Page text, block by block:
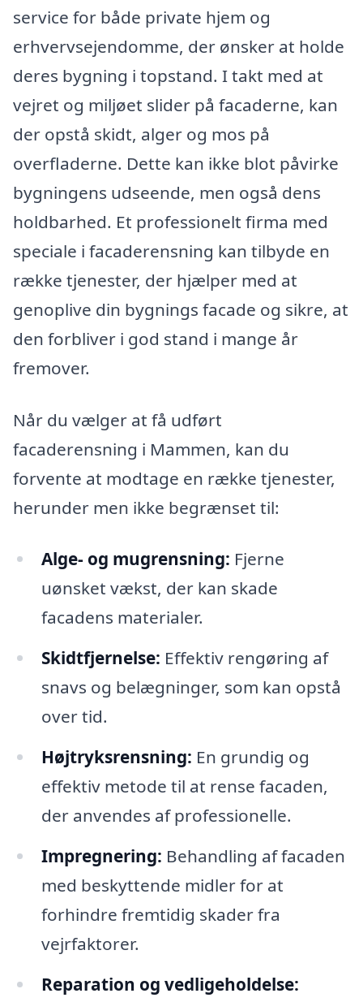
service for både private hjem og
erhvervsejendomme, der ønsker at holde
deres bygning i topstand. I takt med at
vejret og miljøet slider på facaderne, kan
der opstå skidt, alger og mos på
overfladerne. Dette kan ikke blot påvirke
bygningens udseende, men også dens
holdbarhed. Et professionelt firma med
speciale i facaderensning kan tilbyde en
række tjenester, der hjælper med at
genoplive din bygnings facade og sikre, at
den forbliver i god stand i mange år
fremover.
Når du vælger at få udført
facaderensning i Mammen, kan du
forvente at modtage en række tjenester,
herunder men ikke begrænset til:
Alge- og mugrensning: Fjerne
uønsket vækst, der kan skade
facadens materialer.
Skidtfjernelse: Effektiv rengøring af
snavs og belægninger, som kan opstå
over tid.
Højtryksrensning: En grundig og
effektiv metode til at rense facaden,
der anvendes af professionelle.
Impregnering: Behandling af facaden
med beskyttende midler for at
forhindre fremtidig skader fra
vejrfaktorer.
Reparation og vedligeholdelse: